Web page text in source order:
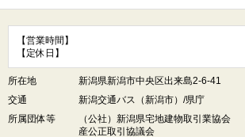
【営業時間】
【定休日】
所在地
新潟県新潟市中央区出来島2-6-41
交通
新潟交通バス（新潟市）/県庁
所属団体等
（公社）新潟県宅地建物取引業協会
産公正取引協議会